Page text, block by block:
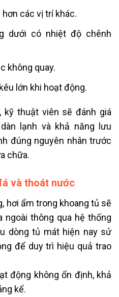
các vị trí khác.
dưới có nhiệt độ chênh
không quay.
lớn khi hoạt động.
kỹ thuật viên sẽ đánh giá
lạnh và khả năng lưu
đúng nguyên nhân trước
chữa.
và thoát nước
hơi ẩm trong khoang tủ sẽ
thông qua hệ thống
dòng tủ mát hiện nay sử
để duy trì hiệu quả trao
động không ổn định, khả
kể.